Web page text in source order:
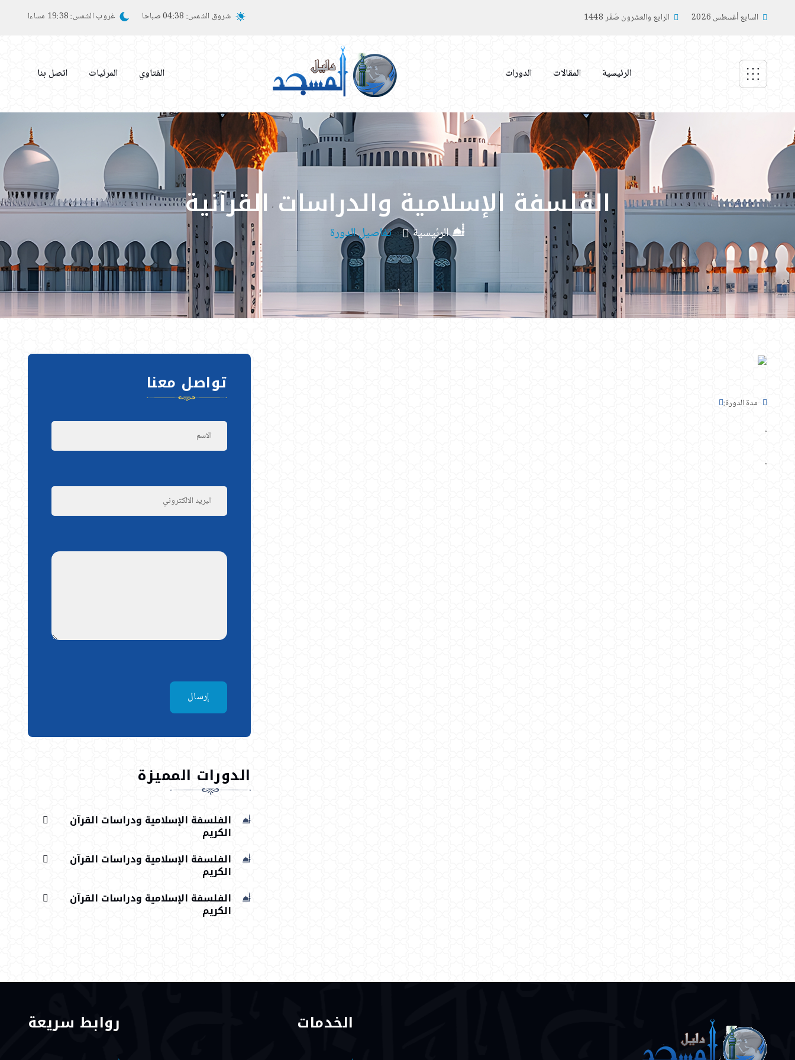
السابع أغسطس 2026 الرابع والعشرون صَفَر 1448 شروق الشمس: 04:38 صباحا غروب الشمس:19:38 مساءا
الرئيسية المقالات الدورات الفتاوي المرئيات اتصل بنا
الفلسفة الإسلامية والدراسات القرآنية
الرئيسية تفاصيل الدورة
مدة الدورة:
.
.
تواصل معنا
إرسال
الدورات المميزة
الفلسفة الإسلامية ودراسات القرآن
الكريم
الفلسفة الإسلامية ودراسات القرآن
الكريم
الفلسفة الإسلامية ودراسات القرآن
الكريم
الخدمات روابط سريعة